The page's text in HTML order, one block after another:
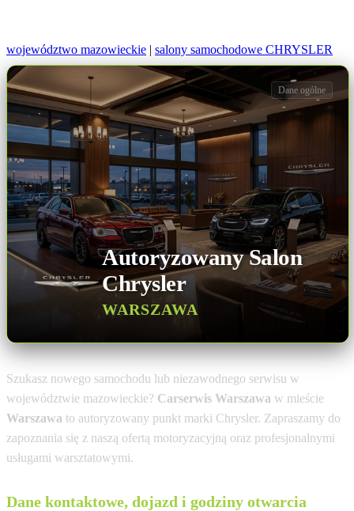
województwo mazowieckie | salony samochodowe CHRYSLER
Autoryzowany Salon
Chrysler
WARSZAWA
Dane ogólne
Szukasz nowego samochodu lub niezawodnego serwisu w
województwie mazowieckie? Carserwis Warszawa w mieście
Warszawa to autoryzowany punkt marki Chrysler. Zapraszamy do
zapoznania się z naszą ofertą motoryzacyjną oraz profesjonalnymi
usługami warsztatowymi.
Dane kontaktowe, dojazd i godziny otwarcia